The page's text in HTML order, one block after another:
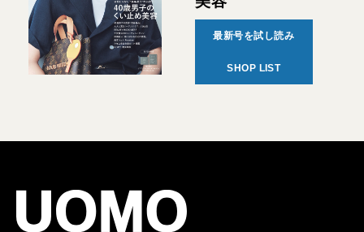
最新号を試し読み
SHOP LIST